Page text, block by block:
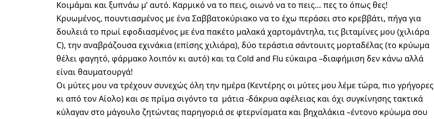
Κοιμάμαι και ξυπνάω μ’ αυτό. Καρμικό να το πεις, οιωνό να το πεις… πες το όπως θες!
Κρυωμένος, πουντιασμένος με ένα Σαββατοκύριακο να το έχω περάσει στο κρεββάτι, πήγα για
δουλειά το πρωί εφοδιασμένος με ένα πακέτο μαλακά χαρτομάντηλα, τις βιταμίνες μου (χιλιάρα
C), την αναβράζουσα εχινάκια (επίσης χιλιάρα), δύο τεράστια σάντουιτς μορταδέλας (το κρύωμα
θέλει φαγητό, φάρμακο λοιπόν κι αυτό) και τα Cold and Flu εύκαιρα –διαφήμιση δεν κάνω αλλά
είναι θαυματουργά!
Οι μύτες μου να τρέχουν συνεχώς όλη την ημέρα (Κεντέρης οι μύτες μου λέμε τώρα, πιο γρήγορες
κι από τον Αίολο) και σε πρίμα σιγόντο τα μάτια -δάκρυα αφέλειας και όχι συγκίνησης τακτικά
κύλαγαν στο μάγουλο ζητώντας παρηγοριά σε φτερνίσματα και βηχαλάκια –έντονο κρύωμα σου